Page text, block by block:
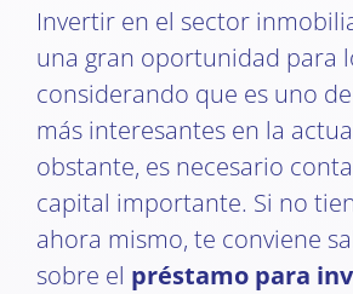
Invertir en el sector
una gran oportunidad para
considerando que es uno
más interesantes en la
obstante, es necesario
capital importante. Si no
ahora mismo, te conviene
sobre el préstamo para